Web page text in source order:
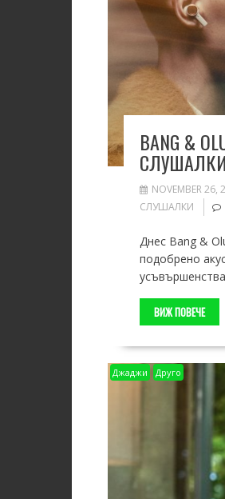
BANG &
СЛУШАЛКИ
NOVEMBER 26,
СЛУШАЛКИ
Днес Bang &
подобрено
ВИЖ ПОВЕЧЕ
Джаджи Друго